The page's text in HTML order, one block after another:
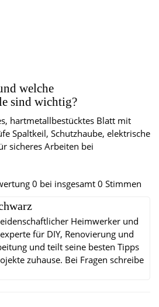
welche
sind wichtig?
hartmetallbestücktes Blatt mit
Spaltkeil, Schutzhaube, elektrische
sicheres Arbeiten bei
0 bei insgesamt0 Stimmen
Heimwerker und
für DIY, Renovierung und
und teilt seine besten Tipps
zuhause. Bei Fragen schreibe